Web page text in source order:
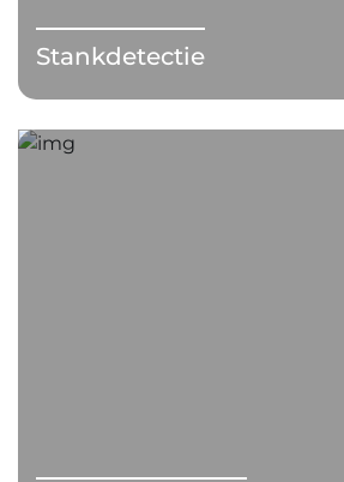
Stankdetectie